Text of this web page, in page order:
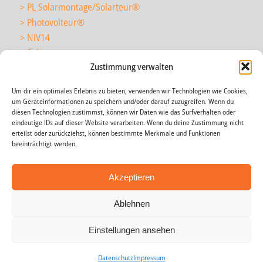
Zustimmung verwalten
Um dir ein optimales Erlebnis zu bieten, verwenden wir Technologien wie Cookies,
um Geräteinformationen zu speichern und/oder darauf zuzugreifen. Wenn du
diesen Technologien zustimmst, können wir Daten wie das Surfverhalten oder
eindeutige IDs auf dieser Website verarbeiten. Wenn du deine Zustimmung nicht
erteilst oder zurückziehst, können bestimmte Merkmale und Funktionen
beeinträchtigt werden.
Akzeptieren
Ablehnen
Einstellungen ansehen
DatenschutzImpressum
> PL Solarmontage/Solarteur®
> Photovolteur®
> NIV14
> Solarmonteur
> wir über uns
> News
> Agenda
> Impressum
Datenschutz